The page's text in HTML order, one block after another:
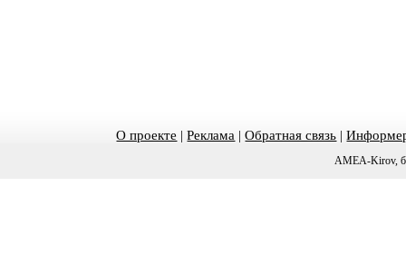
О проекте |Реклама |Обратная связь |
AMEA-Kirov,